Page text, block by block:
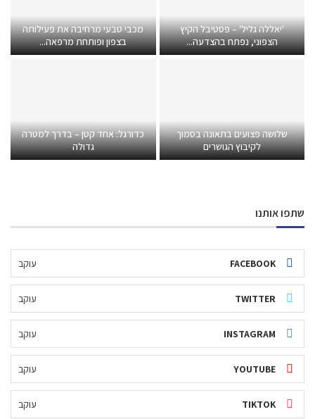
'יאללה גליל' – פסטיבל הקיץ
הצפוני, נפתח בהצדעה...
מכבי טבעי מרחיבה את פעילותה
בצפון ופותחת מרפאה...
שלושה פצועים בתאונה בסמוך
לקיבוץ הגושרים
כדורגל: אחד קטן – בדרך למטרה
גדולה
שתפו אותנו
FACEBOOK עוקב
TWITTER עוקב
INSTAGRAM עוקב
YOUTUBE עוקב
TIKTOK עוקב